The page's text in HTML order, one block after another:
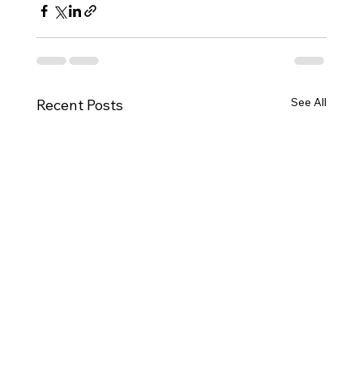
Recent Posts See All